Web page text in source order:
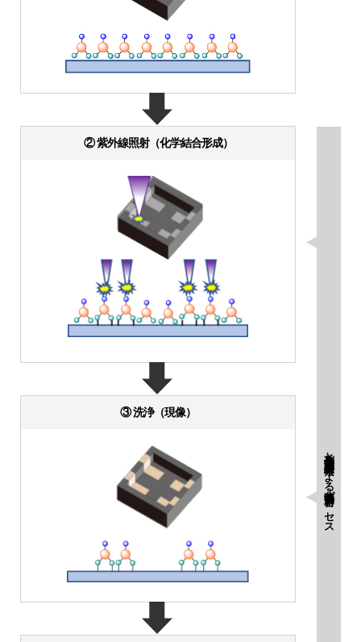
② 紫外線照射（化学結合形成）
新規分子接合剤と紫外線照射による新規簡略化プロセス
③ 洗浄（現像）